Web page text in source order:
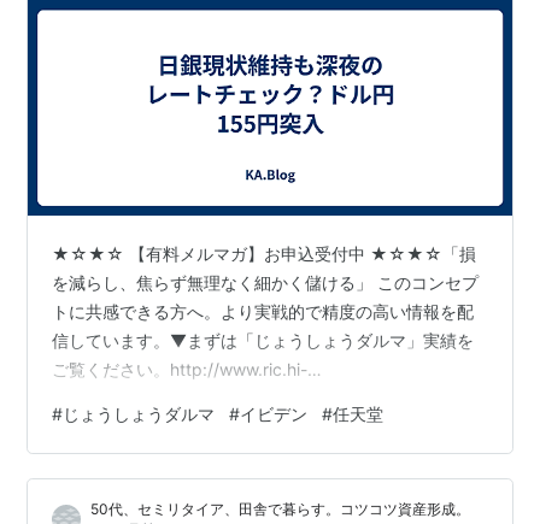
★☆★☆ 【有料メルマガ】お申込受付中 ★☆★☆「損
を減らし、焦らず無理なく細かく儲ける」 このコンセプ
トに共感できる方へ。より実戦的で精度の高い情報を配
信しています。▼まずは「じょうしょうダルマ」実績を
ご覧ください。http://www.ric.hi-
００円～（ランチ数回分で、一生モノの相場観を）相場
がある限り、チャンスは無限です。 一人で悩まず、確か
な指針を手に入れませんか？※リスク・手数料などにつき
ましては、以下の契約締結前交付書面をご参照くださ
#じょうしょうダルマ #イビデン #任天堂
50代、セミリタイア、田舎で暮らす。コツコツ資産形成。